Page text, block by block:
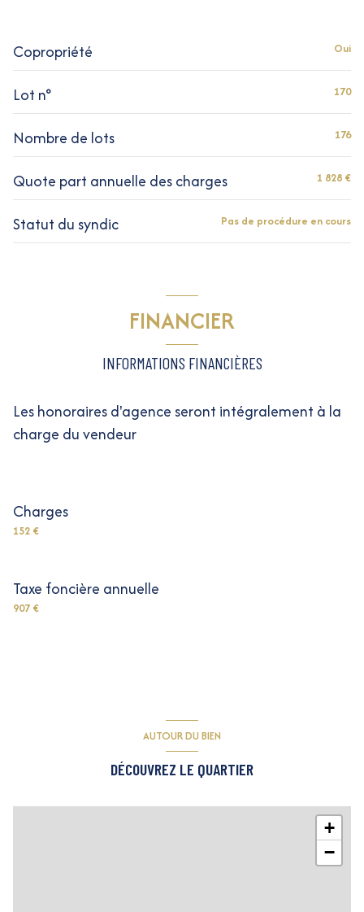
salle de bain
Copropriété Oui
Lot n° 170
Nombre de lots 176
Quote part annuelle des charges 1 828 €
Statut du syndic Pas de procédure en cours
FINANCIER
INFORMATIONS FINANCIÈRES
Les honoraires d'agence seront intégralement à la
charge du vendeur
Charges
152 €
Taxe foncière annuelle
907 €
AUTOUR DU BIEN
DÉCOUVREZ LE QUARTIER
+
−